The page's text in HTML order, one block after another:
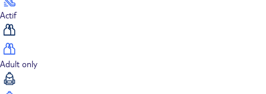
Actif
Adult only